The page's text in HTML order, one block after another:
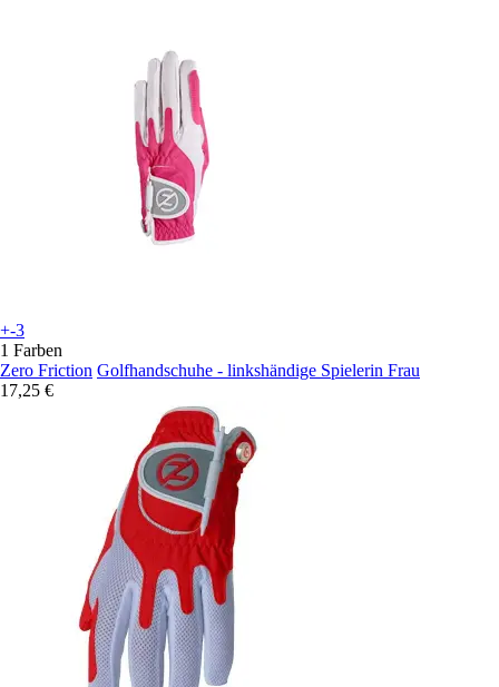
+-3
1 Farben
Zero Friction Golfhandschuhe - linkshändige Spielerin Frau
17,25 €